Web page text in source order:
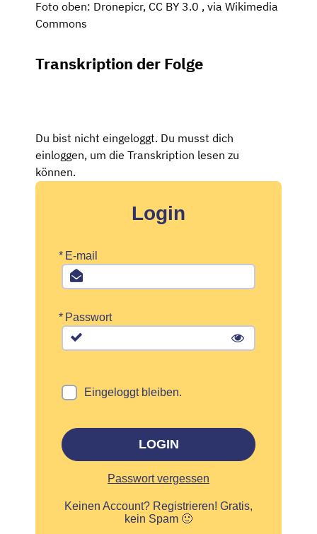
Foto oben: Dronepicr, CC BY 3.0 , via Wikimedia
Commons
Transkription der Folge
Du bist nicht eingeloggt. Du musst dich
einloggen, um die Transkription lesen zu
können.
Login
* E-mail
* Passwort
Eingeloggt bleiben.
LOGIN
Passwort vergessen
Keinen Account? Registrieren! Gratis,
kein Spam 🙂